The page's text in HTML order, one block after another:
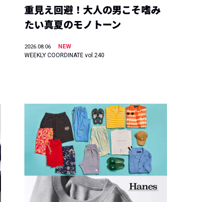
重見え回避！大人の男こそ嗜み
たい真夏のモノトーン
2026.08.06
NEW
WEEKLY COORDINATE vol.240